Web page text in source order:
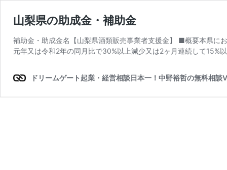
山梨県の助成金・補助金
補助金・助成金名【山梨県酒類販売事業者支援金】 ■概要本県に
元年又は令和2年の同月比で30%以上減少又は2ヶ月連続して15%
ドリームゲート起業・経営相談日本一！中野裕哲の無料相